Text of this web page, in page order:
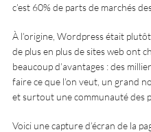
c’est 60% de parts de marchés
À l’origine, Wordpress était
de plus en plus de sites web ont
beaucoup d’avantages : des
faire ce que l’on veut, un grand
et surtout une communauté des
Voici une capture d’écran de la